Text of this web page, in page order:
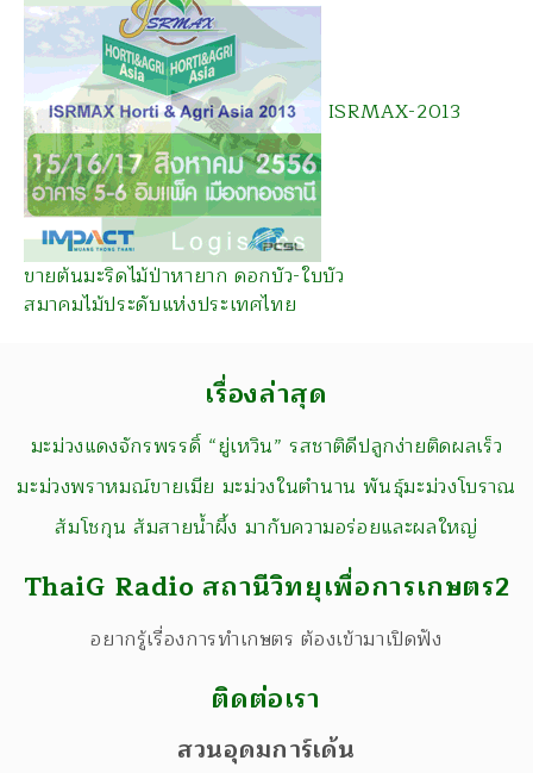
ISRMAX-2013
ขายต้นมะริดไม้ป่าหายาก ดอกบัว-ใบบัว
สมาคมไม้ประดับแห่งประเทศไทย
เรื่องล่าสุด
มะม่วงแดงจักรพรรดิ์ “ยู่เหวิน” รสชาติดีปลูกง่ายติดผลเร็ว
มะม่วงพราหมณ์ขายเมีย มะม่วงในตำนาน พันธุ์มะม่วงโบราณ
ส้มโชกุน ส้มสายน้ำผึ้ง มากับความอร่อยและผลใหญ่
ThaiG Radio สถานีวิทยุเพื่อการเกษตร2
อยากรู้เรื่องการทำเกษตร ต้องเข้ามาเปิดฟัง
ติดต่อเรา
สวนอุดมการ์เด้น